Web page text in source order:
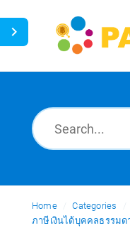
News
Ask a
Home Categories
ภาษีเงินได้บุคคลธรรมด